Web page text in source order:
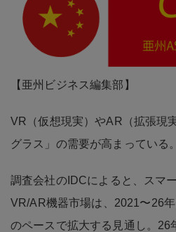
【亜州ビジネス編集部】
VR（仮想現実）やAR（拡張現
グラス」の需要が高まっている。
調査会社のIDCによると、スマ
VR/AR機器市場は、2021〜26
のペースで拡大する見通し。